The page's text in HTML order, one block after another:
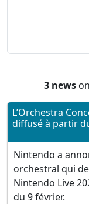
3 news
L’Orchestra
diffusé à partir
Nintendo a
orchestral qui
Nintendo Live
du 9 février.